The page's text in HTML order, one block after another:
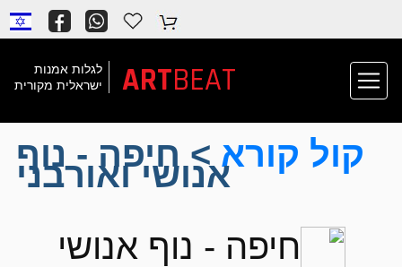
לגלות אמנות
ישראלית מקורית
ARTBEAT
קול קורא > חיפה - נוף
אנושי ואורבני
חיפה - נוף אנושי